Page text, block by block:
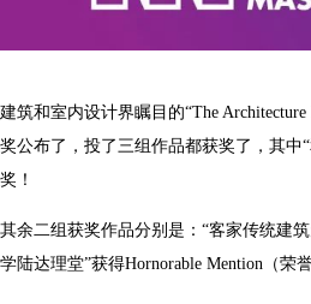
建筑和室内设计界瞩目的“The Architecture
奖公布了，投了三组作品都获奖了，其中
奖！
其余二组获奖作品分别是：“客家传统建
学陆达理堂”获得Hornorable Mention（荣誉